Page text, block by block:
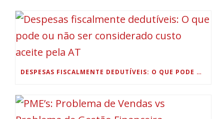
DESPESAS FISCALMENTE DEDUTÍVEIS: O QUE PODE OU NÃO SER CONSIDERADO CUSTO ACEITE PELA AT